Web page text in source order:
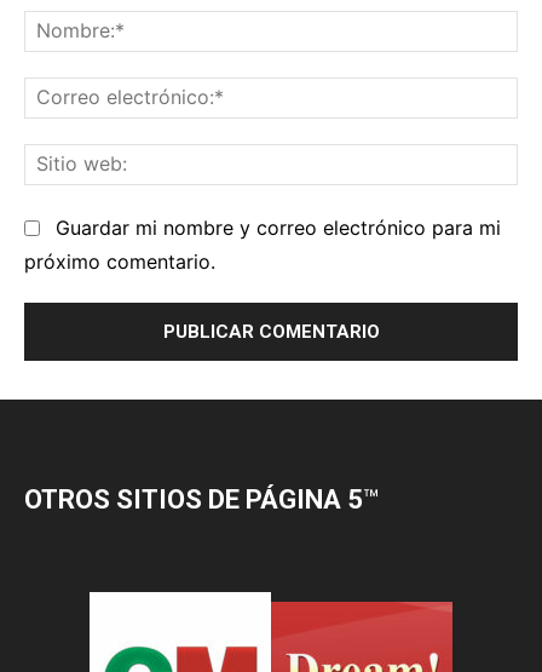
OTROS SITIOS DE PÁGINA 5™